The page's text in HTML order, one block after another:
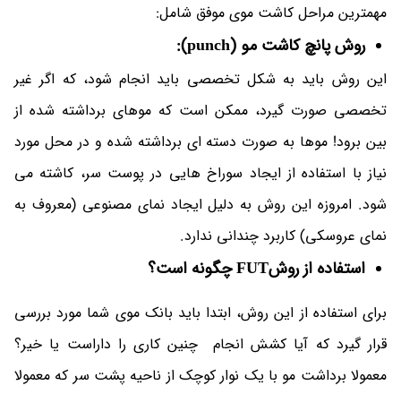
مهمترین مراحل کاشت موی موفق شامل:
روش پانچ کاشت مو (punch):
این روش باید به شکل تخصصی باید انجام شود، که اگر غیر
تخصصی صورت گیرد، ممکن است که موهای برداشته شده از
بین برود! موها به صورت دسته ای برداشته شده و در محل مورد
نیاز با استفاده از ایجاد سوراخ هایی در پوست سر، کاشته می
شود. امروزه این روش به دلیل ایجاد نمای مصنوعی (معروف به
نمای عروسکی) کاربرد چندانی ندارد.
استفاده از روشFUT چگونه است؟
برای استفاده از این روش، ابتدا باید بانک موی شما مورد بررسی
قرار گیرد که آیا کشش انجام چنین کاری را داراست یا خیر؟
معمولا برداشت مو با یک نوار کوچک از ناحیه پشت سر که معمولا